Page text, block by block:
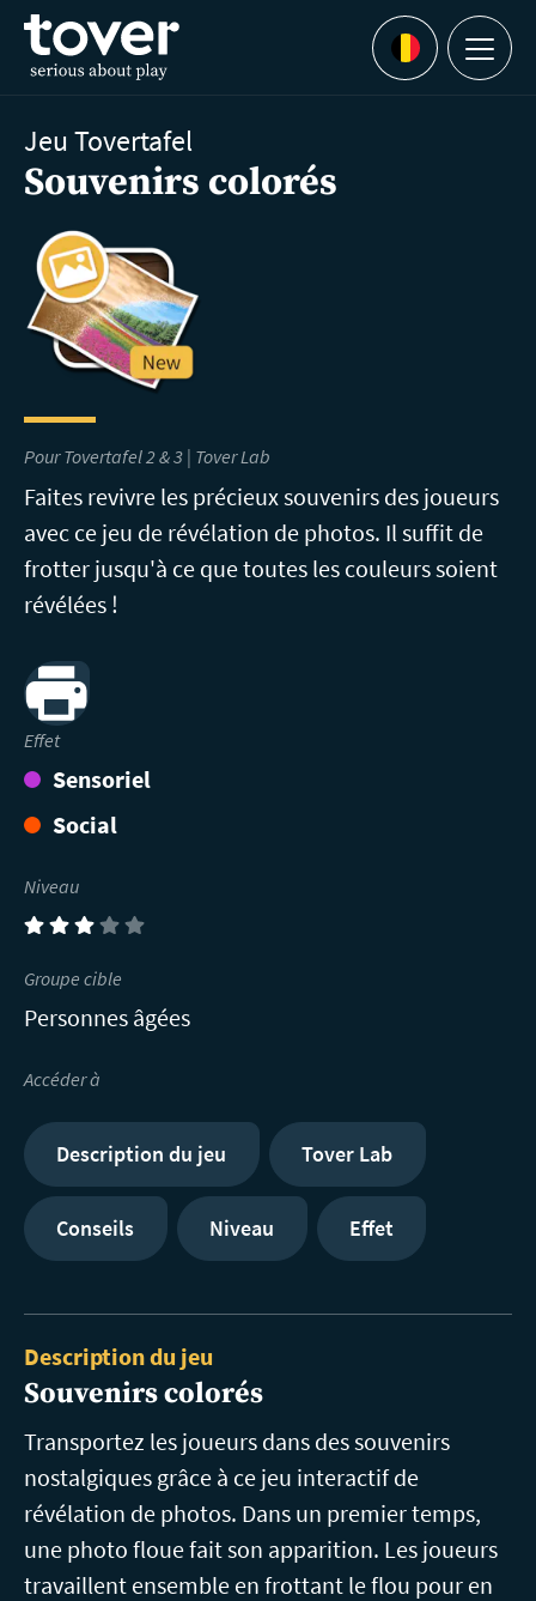
Aller au contenu principal
Languages
Menu
Jeu Tovertafel
Souvenirs colorés
Pour Tovertafel 2 & 3 | Tover Lab
Faites revivre les précieux souvenirs des joueurs
avec ce jeu de révélation de photos. Il suffit de
frotter jusqu'à ce que toutes les couleurs soient
révélées !
Print
Effet
Sensoriel
Social
Niveau
(3)
Groupe cible
Personnes âgées
Accéder à
Description du jeu Tover Lab
Conseils Niveau Effet
Description du jeu
Souvenirs colorés
Transportez les joueurs dans des souvenirs
nostalgiques grâce à ce jeu interactif de
révélation de photos. Dans un premier temps,
une photo floue fait son apparition. Les joueurs
travaillent ensemble en frottant le flou pour en